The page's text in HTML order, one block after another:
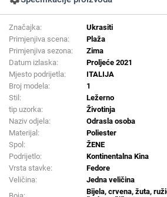
Značajka:
Ukrasiti
Primjenjiva scena:
Plaža
Primjenjiva sezona:
Zima
Datum izlaska:
Proljeće 2021
Mjesto podrijetla:
ITALIJA
Broj modela:
1
Stil:
Ležerno
tip uzorka:
Životinja
Naziv odjela:
Odrasla osoba
Materijal:
Poliester
Spol:
ŽENE
Podrijetlo:
Kontinentalna Kina
Vrsta stavke:
Fedore
Veličina:
Jedna veličina
Bijela, crvena, žuta,